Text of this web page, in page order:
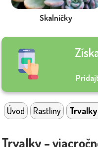
Skalničky
Úvod Rastliny
Trvalky –